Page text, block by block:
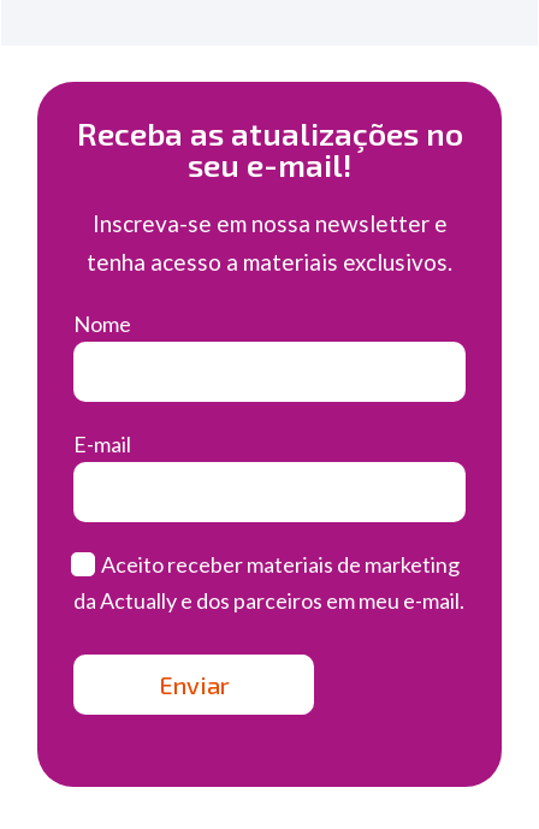
Receba as atualizações no
seu e-mail!
Inscreva-se em nossa newsletter e
tenha acesso a materiais exclusivos.
Nome
E-mail
Aceito receber materiais de marketing
da Actually e dos parceiros em meu e-mail.